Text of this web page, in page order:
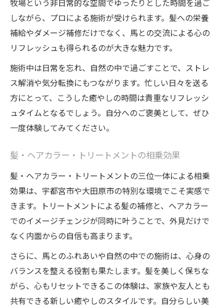
牧場という非日常的な空間でゆったりとした時間を過ご
しながら、プロによる施術が受けられます。髪への栄養
補給やダメージ補修だけでなく、馬との交流による心の
リフレッシュも得られるのが大きな魅力です。
施術中は日常を忘れ、自然の中で過ごすことで、ストレ
ス解消や気分転換にもつながります。忙しい日々を送る
方にとって、こうした癒やしの時間は貴重なリフレッシ
ュタイムとなるでしょう。自分へのご褒美として、ぜひ
一度体験してみてください。
髪・ヘアカラー・トリートメントの相乗効果
髪・ヘアカラー・トリートメントの三位一体による相乗
効果は、宇都宮市や大田原市の特別な環境でこそ実感で
きます。トリートメントによる髪の補修と、ヘアカラー
でのイメージチェンジが同時に叶うことで、外見だけで
なく内面からの自信も高まります。
さらに、馬とのふれあいや自然の中での施術は、心身の
バランスを整える役割も果たします。髪を美しく保ちな
がら、心もリセットできるこの体験は、家族や友人とも
共有できる新しい癒やしのスタイルです。自分らしい美